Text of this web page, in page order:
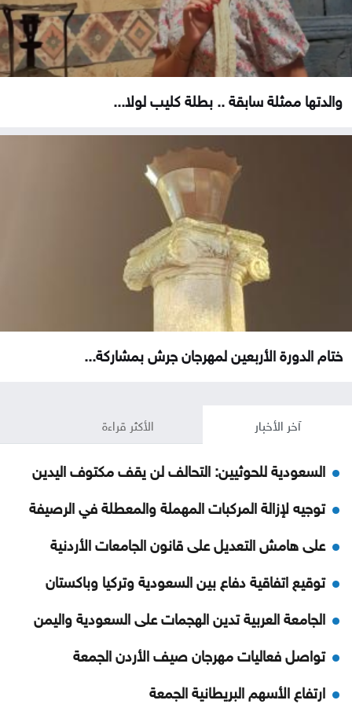
والدتها ممثلة سابقة .. بطلة كليب لولا...
ختام الدورة الأربعين لمهرجان جرش بمشاركة...
آخر الأخبار الأكثر قراءة
السعودية للحوثيين: التحالف لن يقف مكتوف اليدين
توجيه لإزالة المركبات المهملة والمعطلة في الرصيفة
على هامش التعديل على قانون الجامعات الأردنية
توقيع اتفاقية دفاع بين السعودية وتركيا وباكستان
الجامعة العربية تدين الهجمات على السعودية واليمن
تواصل فعاليات مهرجان صيف الأردن الجمعة
ارتفاع الأسهم البريطانية الجمعة